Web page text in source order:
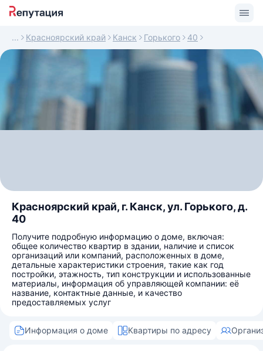
Красноярский край Канск Горького 40
Красноярский край, г. Канск, ул. Горького, д.
40
Получите подробную информацию о доме, включая:
общее количество квартир в здании, наличие и список
организаций или компаний, расположенных в доме,
детальные характеристики строения, такие как год
постройки, этажность, тип конструкции и использованные
материалы, информация об управляющей компании: её
название, контактные данные, и качество
предоставляемых услуг
Информация о доме Квартиры по адресу